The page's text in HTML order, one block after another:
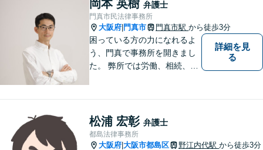
す。【休日相談可】【今福鶴
見駅2分】
岡本 英樹 弁護士
門真市民法律事務所
大阪府 門真市 門真市駅 から徒歩3分
困っている方の力になれるよ
う、門真で事務所を開きまし
た。 弊所では労働、相続、離
す。
詳細を見
る
松浦 宏彰 弁護士
都島法律事務所
大阪府 大阪市都島区 野江内代駅 から徒歩3分